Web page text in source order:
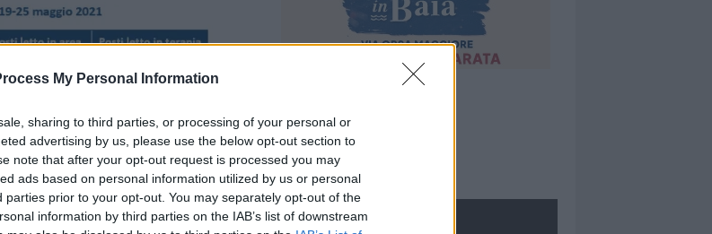
My Personal Information
sharing to third parties, or processing of your personal or
advertising by us, please use the below opt-out section to
note that after your opt-out request is processed you may
ads based on personal information utilized by us or personal
parties prior to your opt-out. You may separately opt-out of the
information by third parties on the IAB’s list of downstream
NECROLOGIE